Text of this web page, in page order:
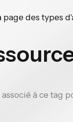
page des types
à ce tag